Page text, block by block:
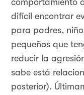
comportamiento
difícil encontrar
para padres,
pequeños que
reducir la
sabe está
posterior).